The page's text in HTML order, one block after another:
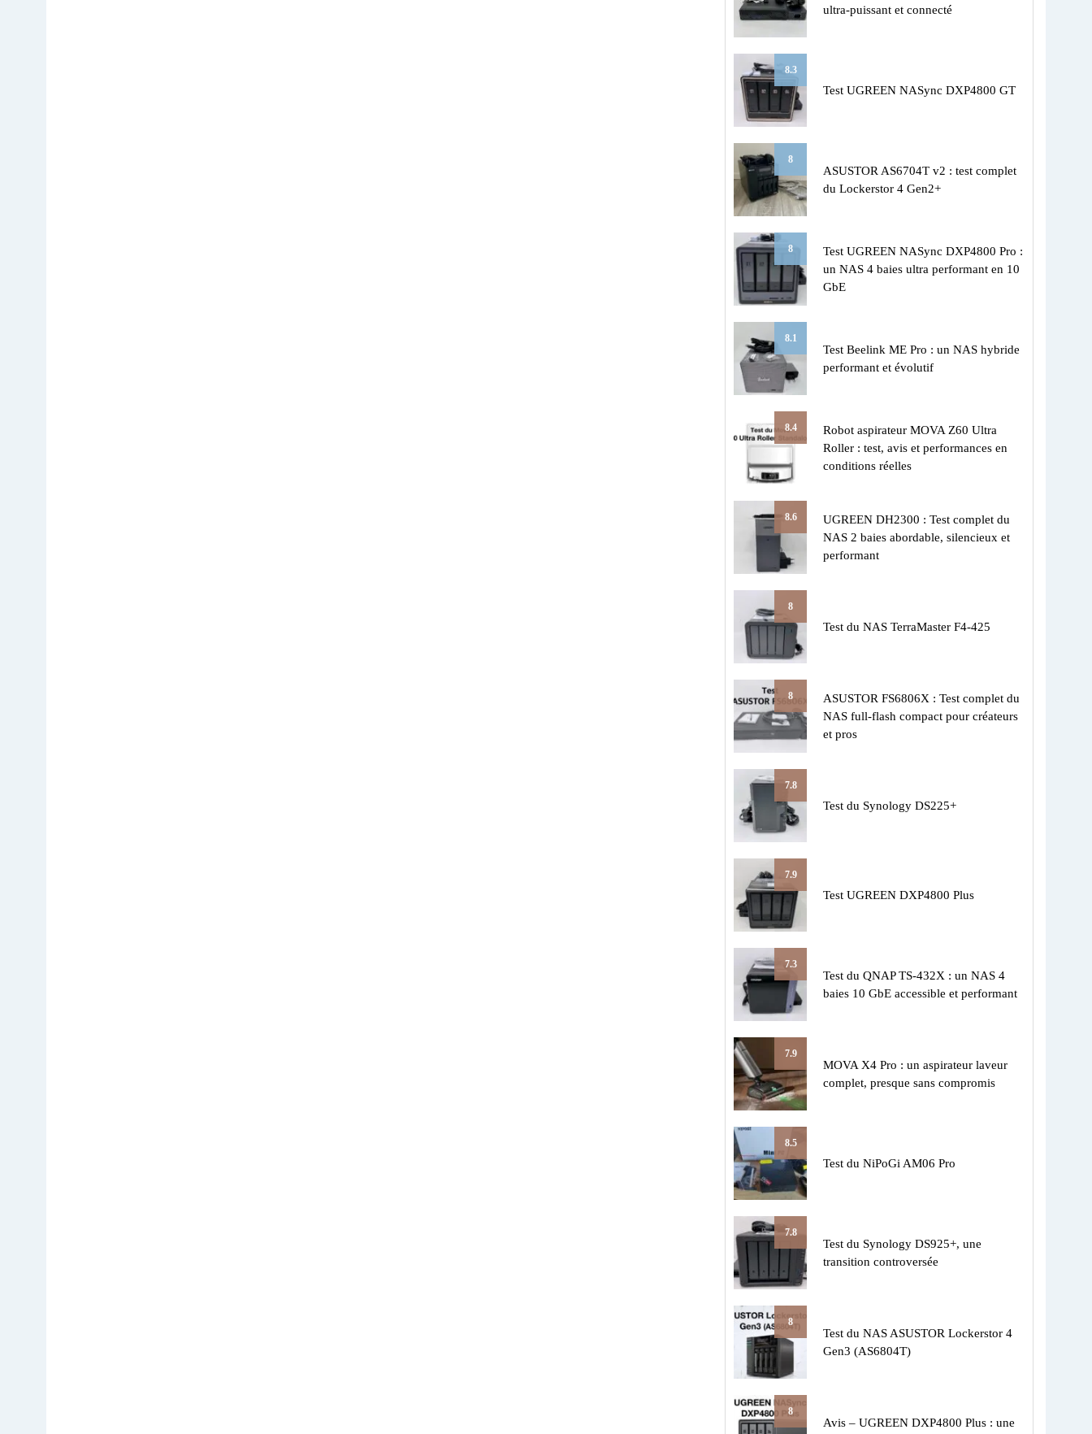
ultra-puissant et connecté
8.3
Test UGREEN NASync DXP4800 GT
8
ASUSTOR AS6704T v2 : test complet
du Lockerstor 4 Gen2+
8
Test UGREEN NASync DXP4800 Pro :
un NAS 4 baies ultra performant en 10
GbE
8.1
Test Beelink ME Pro : un NAS hybride
performant et évolutif
8.4
Robot aspirateur MOVA Z60 Ultra
Roller : test, avis et performances en
conditions réelles
8.6
UGREEN DH2300 : Test complet du
NAS 2 baies abordable, silencieux et
performant
8
Test du NAS TerraMaster F4-425
8
ASUSTOR FS6806X : Test complet du
NAS full-flash compact pour créateurs
et pros
7.8
Test du Synology DS225+
7.9
Test UGREEN DXP4800 Plus
7.3
Test du QNAP TS-432X : un NAS 4
baies 10 GbE accessible et performant
7.9
MOVA X4 Pro : un aspirateur laveur
complet, presque sans compromis
8.5
Test du NiPoGi AM06 Pro
7.8
Test du Synology DS925+, une
transition controversée
8
Test du NAS ASUSTOR Lockerstor 4
Gen3 (AS6804T)
8
Avis – UGREEN DXP4800 Plus : une